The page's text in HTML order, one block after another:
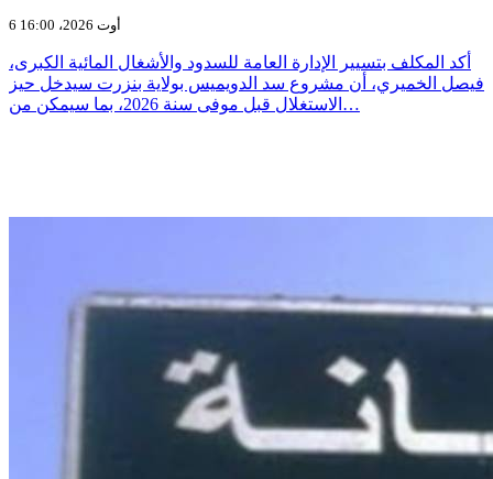
6 أوت 2026، 16:00
أكد المكلف بتسيير الإدارة العامة للسدود والأشغال المائية الكبرى،
فيصل الخميري، أن مشروع سد الدويميس بولاية بنزرت سيدخل حيز
الاستغلال قبل موفى سنة 2026، بما سيمكن من…